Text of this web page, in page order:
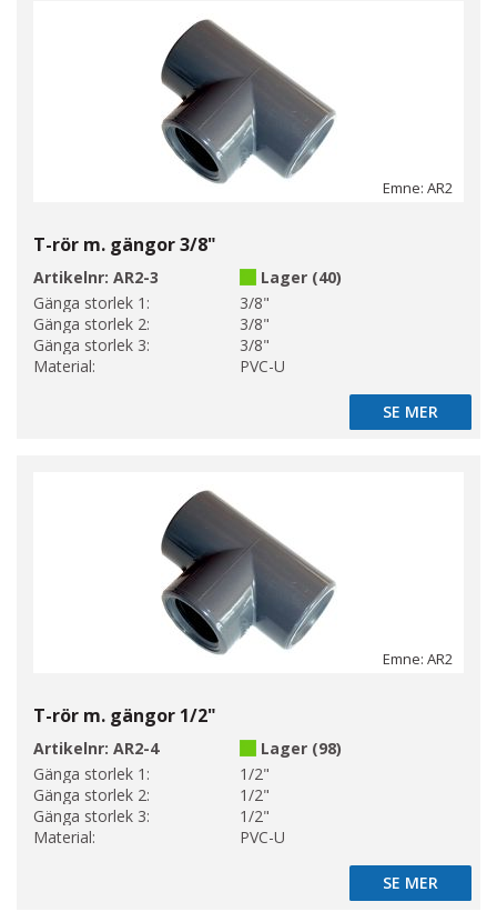
Emne: AR2
T-rör m. gängor 3/8"
Artikelnr: AR2-3
Lager (40)
Gänga storlek 1:
3/8"
Gänga storlek 2:
3/8"
Gänga storlek 3:
3/8"
Material:
PVC-U
SE MER
SE MER
Emne: AR2
T-rör m. gängor 1/2"
Artikelnr: AR2-4
Lager (98)
Gänga storlek 1:
1/2"
Gänga storlek 2:
1/2"
Gänga storlek 3:
1/2"
Material:
PVC-U
SE MER
SE MER